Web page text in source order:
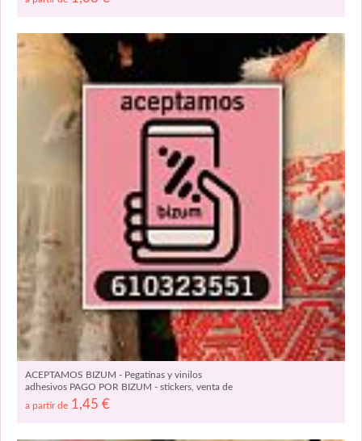
ACEPTAMOS BIZUM - Pegatinas y vinilos
adhesivos PAGO POR BIZUM - stickers, venta de
adhesivos BIZUM 07908
a partir de 1,45 €